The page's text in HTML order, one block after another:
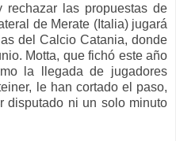
las propuestas de
de Merate (Italia) jugará
del Calcio Catania, donde
Motta, que fichó este año
la llegada de jugadores
le han cortado el paso,
disputado ni un solo minuto